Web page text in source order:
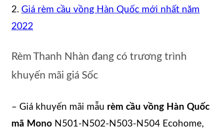
2. Giá rèm cầu vồng Hàn Quốc mới nhất năm
2022
Rèm Thanh Nhàn đang có trương trình
khuyến mãi giá Sốc
– Giá khuyến mãi mẫu rèm cầu vồng Hàn Quốc
mã Mono N501-N502-N503-N504 Ecohome,